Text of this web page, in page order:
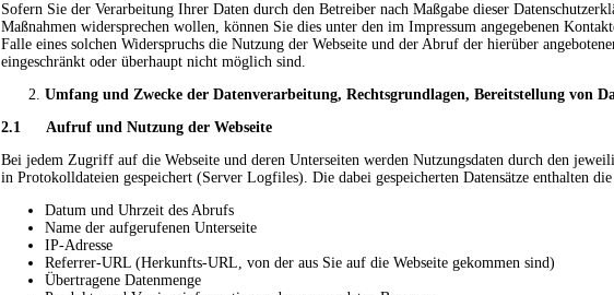
Sofern Sie der Verarbeitung Ihrer Daten durch den Betreiber nach Maßgabe dieser
Maßnahmen widersprechen wollen, können Sie dies unter den im Impressum angegebenen
Falle eines solchen Widerspruchs die Nutzung der Webseite und der Abruf der hierüber
eingeschränkt oder überhaupt nicht möglich sind.
Umfang und Zwecke der Datenverarbeitung, Rechtsgrundlagen, Bereitstellung von
2.1 Aufruf und Nutzung der Webseite
Bei jedem Zugriff auf die Webseite und deren Unterseiten werden Nutzungsdaten durch den
in Protokolldateien gespeichert (Server Logfiles). Die dabei gespeicherten Datensätze enthalten
Datum und Uhrzeit des Abrufs
Name der aufgerufenen Unterseite
IP-Adresse
Referrer-URL (Herkunfts-URL, von der aus Sie auf die Webseite gekommen sind)
Übertragene Datenmenge